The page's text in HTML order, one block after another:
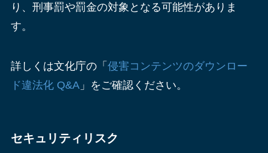
り、刑事罰や罰金の対象となる可能性がありま
す。
詳しくは文化庁の「 侵害コンテンツのダウンロー
ド違法化 Q&A」をご確認ください。
セキュリティリスク